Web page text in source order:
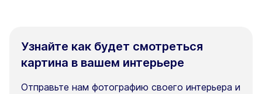
Узнайте как будет смотреться
картина в вашем интерьере
Отправьте нам фотографию своего интерьера и